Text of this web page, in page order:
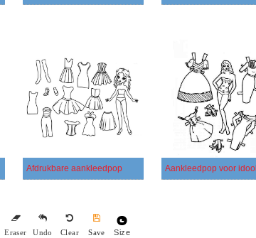
Afdrukbare aankleedpop Aankleedpop voor idool
Eraser Undo Clear Save Size